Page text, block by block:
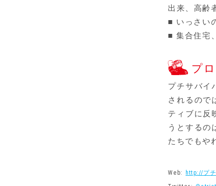
出来、高齢
■ いっさい
■ 集合住宅
プ
プチサバイ
されるので
ティブに反
うとするの
たちでもや
Web:
http://プ